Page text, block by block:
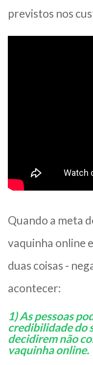
previstos nos
Quando a meta
vaquinha online
duas coisas -
acontecer:
1) As pessoas
credibilidade do
decidirem não
vaquinha online.